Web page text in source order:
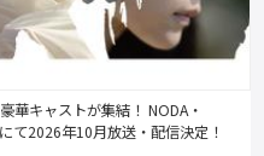
華キャストが集結！ NODA・
て2026年10⽉放送‧配信決定！